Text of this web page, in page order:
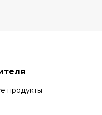
продукты